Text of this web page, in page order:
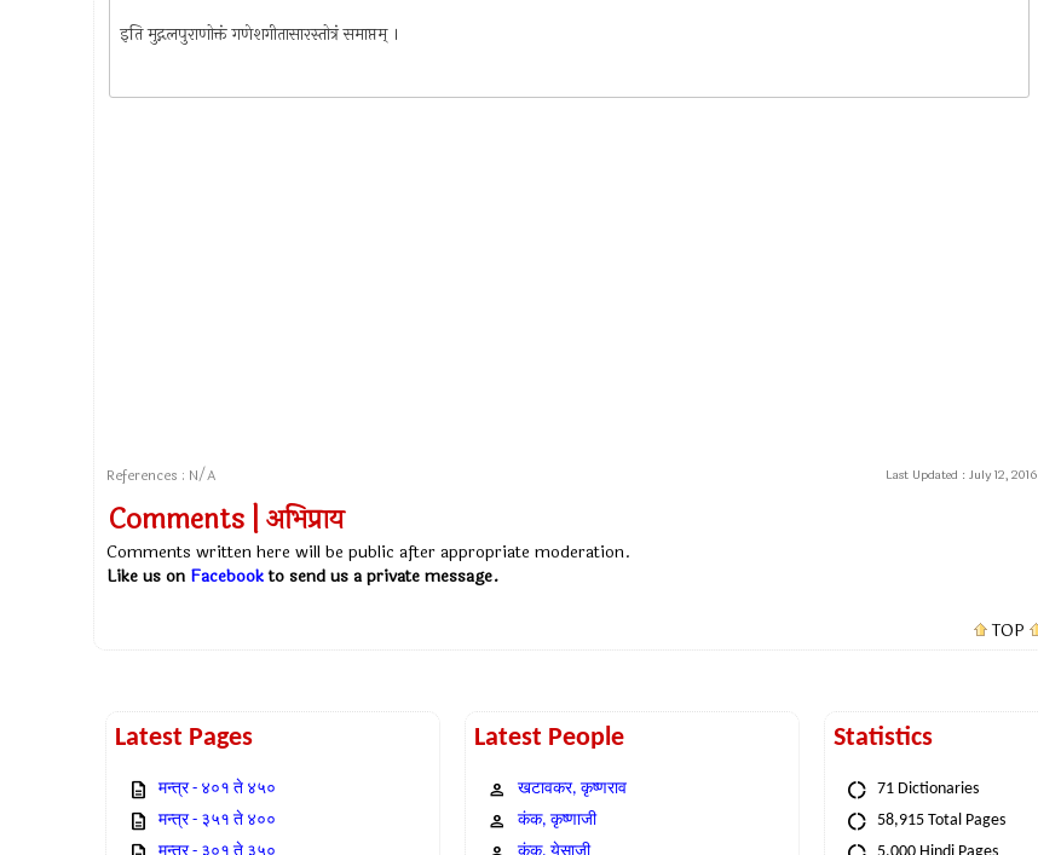
इति मुद्गलपुराणोक्तं गणेशगीतासारस्तोत्रं समाप्तम् ।
References : N/A Last Updated : July 12, 2016
Comments | अभिप्राय
Comments written here will be public after appropriate moderation.
Like us on Facebookto send us a private message.
TOP
Latest Pages
मन्त्र - ४०१ ते ४५०
मन्त्र - ३५१ ते ४००
Latest People
खटावकर, कृष्णराव
कंक, कृष्णाजी
Statistics
71 Dictionaries
58,915 Total Pages